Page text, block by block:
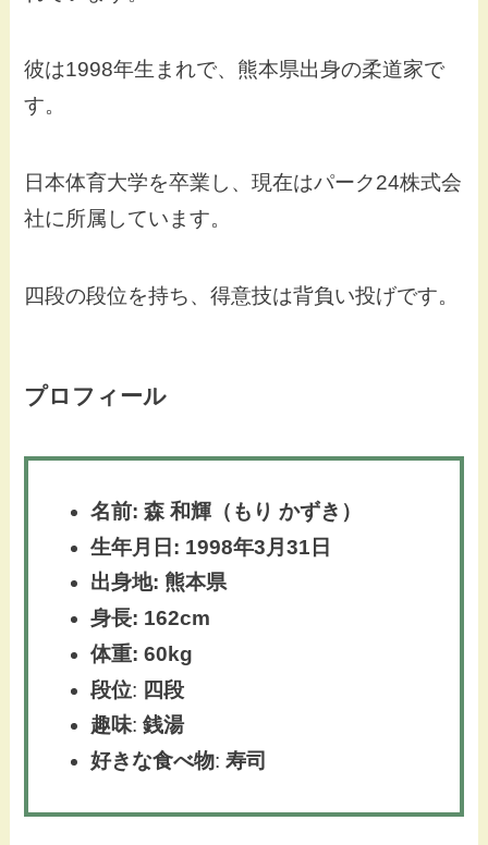
彼は1998年生まれで、熊本県出身の柔道家で
す。
日本体育大学を卒業し、現在はパーク24株式会
社に所属しています。
四段の段位を持ち、得意技は背負い投げです。
プロフィール
名前: 森 和輝（もり かずき）
生年月日: 1998年3月31日
出身地: 熊本県
身長: 162cm
体重: 60kg
段位: 四段
趣味: 銭湯
好きな食べ物: 寿司